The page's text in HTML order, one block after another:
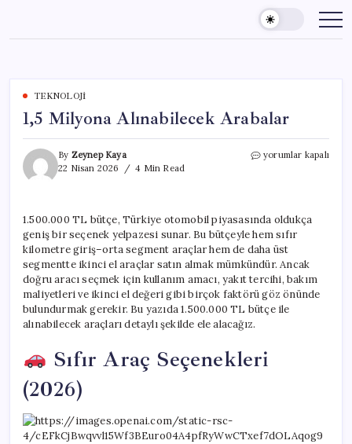
content
TEKNOLOJI
1,5 Milyona Alınabilecek Arabalar
By Zeynep Kaya
22 Nisan 2026
4 Min Read
1,5
yorumlar kapalı
1.500.000 TL bütçe, Türkiye otomobil piyasasında oldukça
geniş bir seçenek yelpazesi sunar. Bu bütçeyle hem sıfır
kilometre giriş–orta segment araçlar hem de daha üst
segmentte ikinci el araçlar satın almak mümkündür. Ancak
doğru aracı seçmek için kullanım amacı, yakıt tercihi, bakım
maliyetleri ve ikinci el değeri gibi birçok faktörü göz önünde
bulundurmak gerekir. Bu yazıda 1.500.000 TL bütçe ile
alınabilecek araçları detaylı şekilde ele alacağız.
Sıfır Araç Seçenekleri
(2026)